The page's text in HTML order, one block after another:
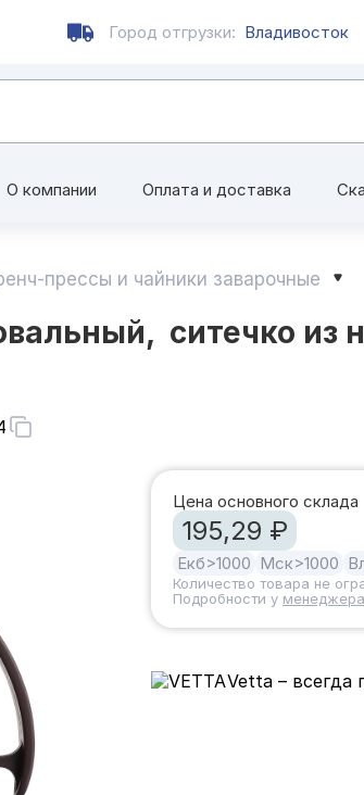
Город отгрузки: Владивосток
О компании Оплата и доставка
прессы и чайники заварочные
ситечко из
Цена основного склада
195,29 ₽
Екб>1000 Мск>1000
Количество товара не
Подробности у менеджера
Vetta – всегда